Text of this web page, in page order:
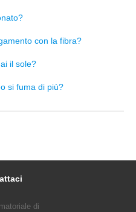
con la fibra?
il sole?
si fuma di più?
di